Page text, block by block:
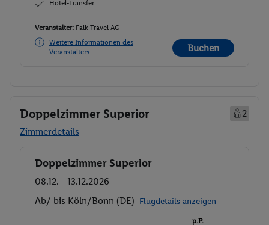
Hotel-Transfer
Veranstalter: Falk Travel AG
Weitere Informationen des
Veranstalters
Buchen
Doppelzimmer Superior
2
Zimmerdetails
Buchen
Doppelzimmer Superior
08.12. - 13.12.2026
Ab/ bis Köln/Bonn (DE) Flugdetails anzeigen
p.P.